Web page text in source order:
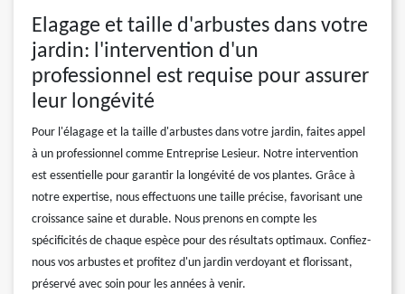
Elagage et taille d'arbustes dans votre
jardin: l'intervention d'un
professionnel est requise pour assurer
leur longévité
Pour l'élagage et la taille d'arbustes dans votre jardin, faites appel
à un professionnel comme Entreprise Lesieur. Notre intervention
est essentielle pour garantir la longévité de vos plantes. Grâce à
notre expertise, nous effectuons une taille précise, favorisant une
croissance saine et durable. Nous prenons en compte les
spécificités de chaque espèce pour des résultats optimaux. Confiez-
nous vos arbustes et profitez d'un jardin verdoyant et florissant,
préservé avec soin pour les années à venir.